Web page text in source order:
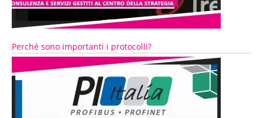
Perché sono importanti i protocolli?